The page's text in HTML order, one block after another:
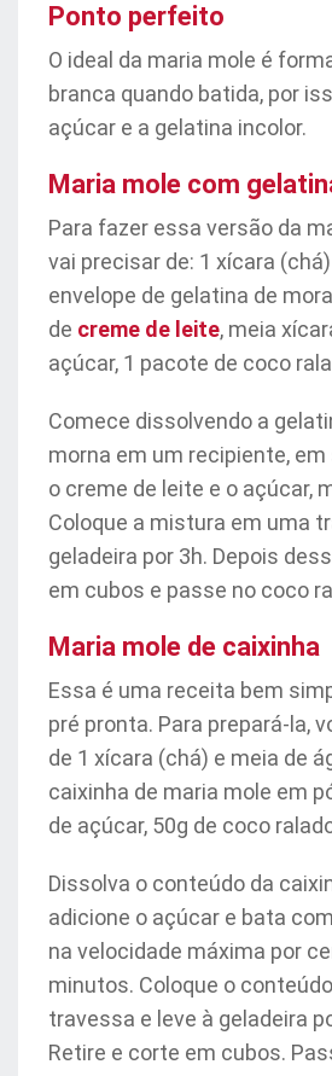
Ponto perfeito
O ideal da maria mole é
branca quando batida, por
açúcar e a gelatina incolor.
Maria mole com
Para fazer essa versão da
vai precisar de: 1 xícara (chá)
envelope de gelatina de
de creme de leite, meia
açúcar, 1 pacote de coco
Comece dissolvendo a
morna em um recipiente,
o creme de leite e o açúcar,
Coloque a mistura em uma
geladeira por 3h. Depois
em cubos e passe no coco
Maria mole de caixinha
Essa é uma receita bem
pré pronta. Para prepará-la,
de 1 xícara (chá) e meia de
caixinha de maria mole em
de açúcar, 50g de coco
Dissolva o conteúdo da
adicione o açúcar e bata
na velocidade máxima por
minutos. Coloque o
travessa e leve à geladeira
Retire e corte em cubos.